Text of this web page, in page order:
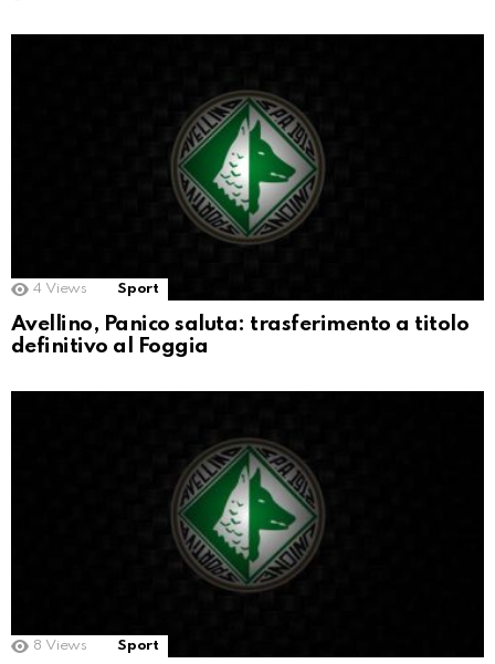
4 Views Sport
Avellino, Panico saluta: trasferimento a titolo
definitivo al Foggia
8 Views Sport